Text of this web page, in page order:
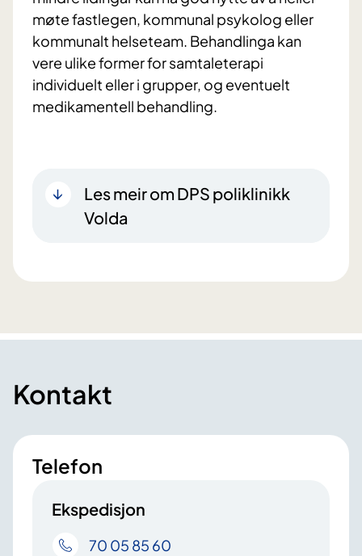
møte fastlegen, kommunal psykolog eller
kommunalt helseteam. Behandlinga kan
vere ulike former for samtaleterapi
individuelt eller i grupper, og eventuelt
medikamentell behandling.
Les meir om DPS poliklinikk
Volda
Kontakt
Telefon
Ekspedisjon
70 05 85 60